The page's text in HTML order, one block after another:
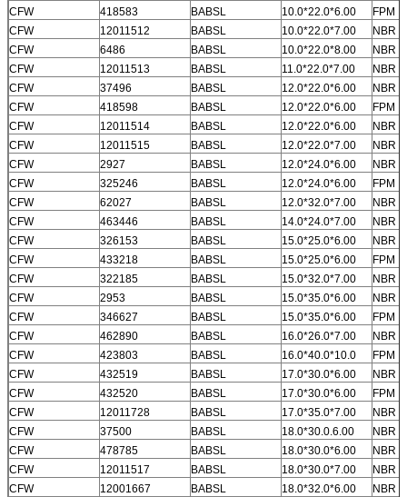
CFW
418583 BABSL 10.0*22.0*6.00
FPM
CFW
12011512 BABSL 10.0*22.0*7.00
NBR
CFW
6486 BABSL 10.0*22.0*8.00
NBR
CFW
12011513 BABSL 11.0*22.0*7.00
NBR
CFW
37496 BABSL 12.0*22.0*6.00
NBR
CFW
418598 BABSL 12.0*22.0*6.00
FPM
CFW
12011514 BABSL 12.0*22.0*6.00
NBR
CFW
12011515 BABSL 12.0*22.0*7.00
NBR
CFW
2927 BABSL 12.0*24.0*6.00
NBR
CFW
325246 BABSL 12.0*24.0*6.00
FPM
CFW
62027 BABSL 12.0*32.0*7.00
NBR
CFW
463446 BABSL 14.0*24.0*7.00
NBR
CFW
326153 BABSL 15.0*25.0*6.00
NBR
CFW
433218 BABSL 15.0*25.0*6.00
FPM
CFW
322185 BABSL 15.0*32.0*7.00
NBR
CFW
2953 BABSL 15.0*35.0*6.00
NBR
CFW
346627 BABSL 15.0*35.0*6.00
FPM
CFW
462890 BABSL 16.0*26.0*7.00
NBR
CFW
423803 BABSL 16.0*40.0*10.0
FPM
CFW
432519 BABSL 17.0*30.0*6.00
NBR
CFW
432520 BABSL 17.0*30.0*6.00
FPM
CFW
12011728 BABSL 17.0*35.0*7.00
NBR
CFW
37500 BABSL 18.0*30.0.6.00
NBR
CFW
478785 BABSL 18.0*30.0*6.00
NBR
CFW
12011517 BABSL 18.0*30.0*7.00
NBR
CFW
12001667 BABSL 18.0*32.0*6.00
NBR